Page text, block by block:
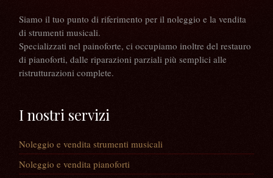
Siamo il tuo punto di riferimento per il noleggio e la vendita
di strumenti musicali.
Specializzati nel painoforte, ci occupiamo inoltre del restauro
di pianoforti, dalle riparazioni parziali più semplici alle
ristrutturazioni complete.
I nostri servizi
Noleggio e vendita strumenti musicali
Noleggio e vendita pianoforti